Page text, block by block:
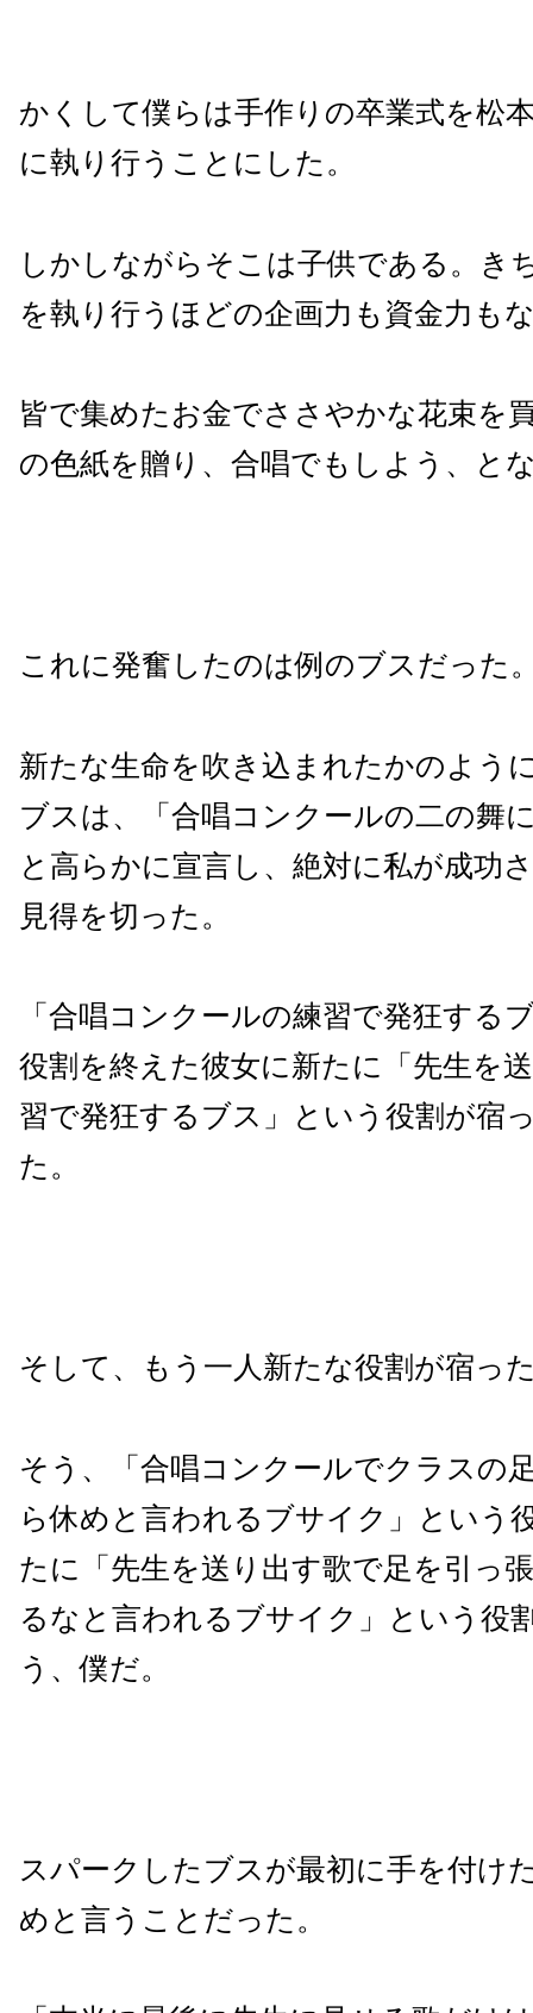
かくして僕らは手作りの卒業式を松
に執り行うことにした。
しかしながらそこは子供である。き
を執り行うほどの企画力も資金力も
皆で集めたお金でささやかな花束を
の色紙を贈り、合唱でもしよう、と
これに発奮したのは例のブスだった
新たな生命を吹き込まれたかのよう
ブスは、「合唱コンクールの二の舞
と高らかに宣言し、絶対に私が成功
見得を切った。
「合唱コンクールの練習で発狂する
役割を終えた彼女に新たに「先生を
習で発狂するブス」という役割が宿
た。
そして、もう一人新たな役割が宿っ
そう、「合唱コンクールでクラスの
ら休めと言われるブサイク」という
たに「先生を送り出す歌で足を引っ
るなと言われるブサイク」という役
う、僕だ。
スパークしたブスが最初に手を付け
めと言うことだった。